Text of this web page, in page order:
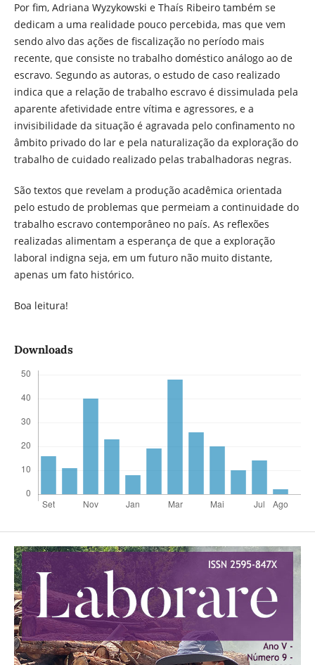
Por fim, Adriana Wyzykowski e Thaís Ribeiro também se
dedicam a uma realidade pouco percebida, mas que vem
sendo alvo das ações de fiscalização no período mais
recente, que consiste no trabalho doméstico análogo ao de
escravo. Segundo as autoras, o estudo de caso realizado
indica que a relação de trabalho escravo é dissimulada pela
aparente afetividade entre vítima e agressores, e a
invisibilidade da situação é agravada pelo confinamento no
âmbito privado do lar e pela naturalização da exploração do
trabalho de cuidado realizado pelas trabalhadoras negras.
São textos que revelam a produção acadêmica orientada
pelo estudo de problemas que permeiam a continuidade do
trabalho escravo contemporâneo no país. As reflexões
realizadas alimentam a esperança de que a exploração
laboral indigna seja, em um futuro não muito distante,
apenas um fato histórico.
Boa leitura!
Downloads